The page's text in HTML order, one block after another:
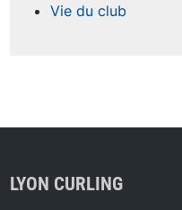
Vie du club
LYON CURLING